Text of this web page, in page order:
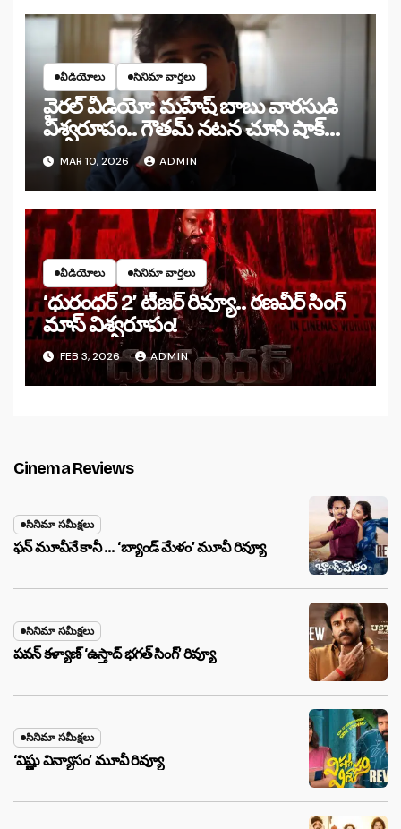
వీడియోలు సినిమా వార్తలు
వైరల్ వీడియో: మహేష్ బాబు వారసుడి
విశ్వరూపం.. గౌతమ్ నటన చూసి షాక్
అవుతున్న నెటిజన్లు!
MAR 10, 2026 ADMIN
వీడియోలు సినిమా వార్తలు
‘ధురంధర్ 2’ టీజర్ రివ్యూ.. రణవీర్ సింగ్
మాస్ విశ్వరూపం!
FEB 3, 2026 ADMIN
Cinema Reviews
సినిమా సమీక్షలు
ఫన్ మూవీనే కానీ … ‘బ్యాండ్‌ మేళం’ మూవీ రివ్యూ
సినిమా సమీక్షలు
పవన్ కళ్యాణ్ ‘ఉస్తాద్ భ‌గ‌త్ సింగ్’ రివ్యూ
సినిమా సమీక్షలు
‘విష్ణు విన్యాసం’ మూవీ రివ్యూ